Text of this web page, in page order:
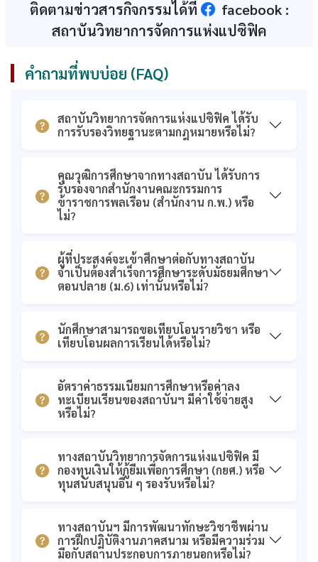
มหาบัณฑิต (2560) เที่ยวและการโรงแรม
ก.พ. รับรองคุณวุฒิ
มหาบัณฑิต
เอกสารการรับรอง
ส.ก.อ. (รวม)
เอกชน
ก.ค.ศ.
ติดตามข่าวสารกิจกรรมได้ที่
facebook :
สถาบันวิทยาการจัดการแห่งแปซิฟิค
คำถามที่พบบ่อย (FAQ)
สถาบันวิทยาการจัดการแห่งแปซิฟิค ได้รับ
การรับรองวิทยฐานะตามกฎหมายหรือไม่?
คุณวุฒิการศึกษาจากทางสถาบัน ได้รับการ
รับรองจากสำนักงานคณะกรรมการ
ข้าราชการพลเรือน (สำนักงาน ก.พ.) หรือ
ไม่?
ผู้ที่ประสงค์จะเข้าศึกษาต่อกับทางสถาบัน
จำเป็นต้องสำเร็จการศึกษาระดับมัธยมศึกษา
ตอนปลาย (ม.6) เท่านั้นหรือไม่?
นักศึกษาสามารถขอเทียบโอนรายวิชา หรือ
เทียบโอนผลการเรียนได้หรือไม่?
อัตราค่าธรรมเนียมการศึกษาหรือค่าลง
ทะเบียนเรียนของสถาบันฯ มีค่าใช้จ่ายสูง
หรือไม่?
ทางสถาบันวิทยาการจัดการแห่งแปซิฟิค มี
กองทุนเงินให้กู้ยืมเพื่อการศึกษา (กยศ.) หรือ
ทุนสนับสนุนอื่น ๆ รองรับหรือไม่?
ทางสถาบันฯ มีการพัฒนาทักษะวิชาชีพผ่าน
การฝึกปฏิบัติงานภาคสนาม หรือมีความร่วม
มือกับสถานประกอบการภายนอกหรือไม่?